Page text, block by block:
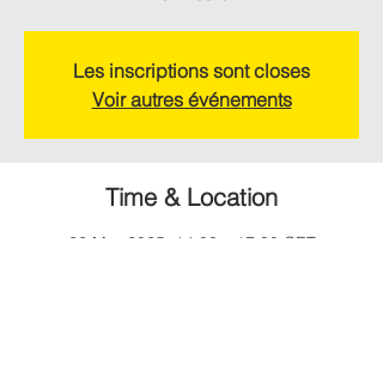
Les inscriptions sont closes
Voir autres événements
Time & Location
22 Mar 2025, 14:00 – 17:30 CET